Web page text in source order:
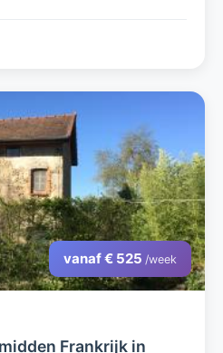
vanaf € 525 /week
Frankrijk in